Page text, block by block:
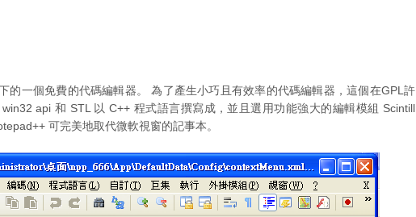
的一個免費的代碼編輯器。 為了產生小巧且有效率的代碼編輯器，這個在GPL許
api 和 STL 以 C++ 程式語言撰寫成，並且選用功能強大的編輯模組 Scintill
可完美地取代微軟視窗的記事本。